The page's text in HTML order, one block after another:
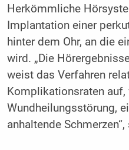
Herkömmliche
Implantation einer
hinter dem Ohr, an die
wird. „Die
weist das Verfahren
Komplikationsraten auf,
Wundheilungsstörung,
anhaltende